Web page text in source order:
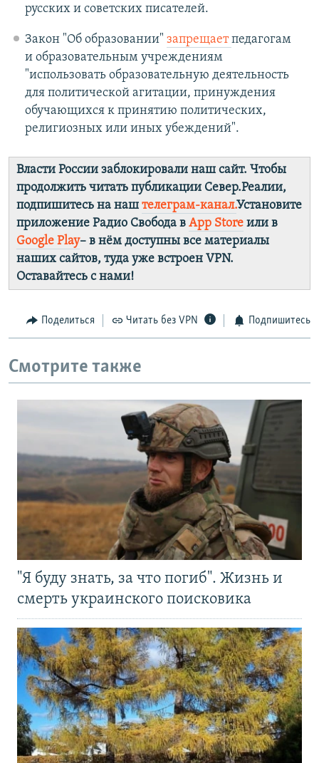
русских и советских писателей.
Закон "Об образовании" запрещаетпедагогам
и образовательным учреждениям
"использовать образовательную деятельность
для политической агитации, принуждения
обучающихся к принятию политических,
религиозных или иных убеждений".
Власти России заблокировали наш сайт. Чтобы
продолжить читать публикации Север.Реалии,
подпишитесь на наш телеграм-канал.Установите
приложение Радио Свобода в App Store или в
Google Play– в нём доступны все материалы
наших сайтов, туда уже встроен VPN.
Оставайтесь с нами!
Поделиться Читать без VPN Подпишитесь
Смотрите также
"Я буду знать, за что погиб". Жизнь и
смерть украинского поисковика